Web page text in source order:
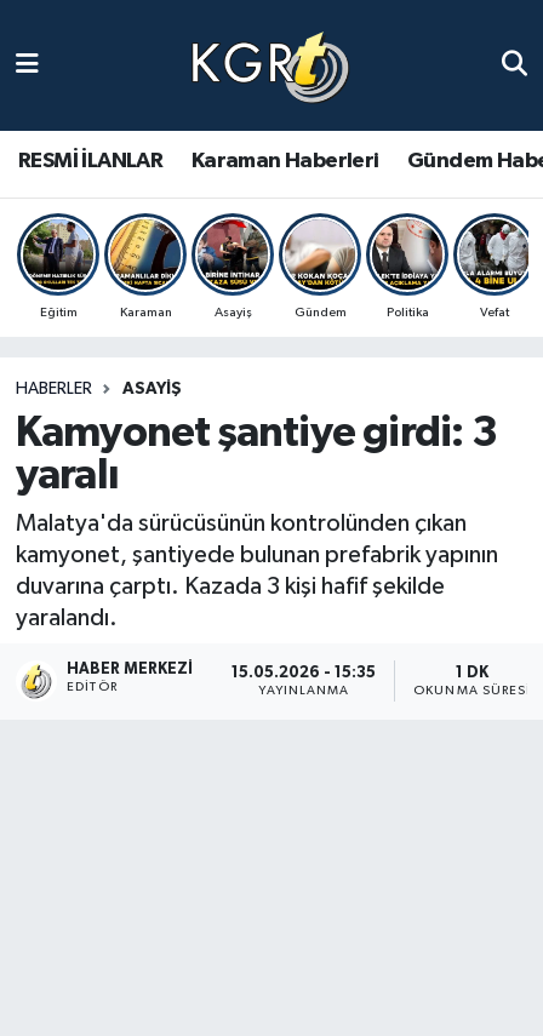
RESMİ İLANLAR Karaman Haberleri Gündem
Eğitim Karaman Asayiş Gündem Politika Vefat
HABERLER ASAYIŞ
Kamyonet şantiye girdi: 3
yaralı
Malatya'da sürücüsünün kontrolünden çıkan
kamyonet, şantiyede bulunan prefabrik yapının
duvarına çarptı. Kazada 3 kişi hafif şekilde
yaralandı.
HABER MERKEZI
EDITÖR
15.05.2026 - 15:35
YAYINLANMA
1 DK
OKUNMA SÜRESI
Gündem Haberleri
Güncel Haberler
Spor Haberleri
Ulusal Haberler
Vefat Edenler